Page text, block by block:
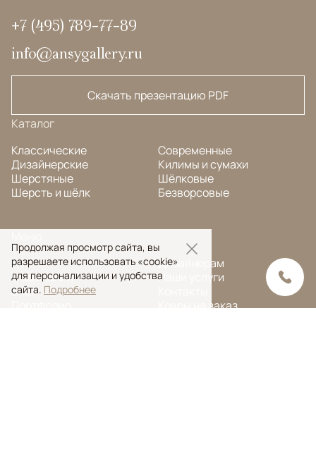
+7 (495) 789-77-89
info@ansygallery.ru
Скачать презентацию PDF
Каталог
Классические
Дизайнерские
Шерстяные
Шерсть и шёлк
Современные
Килимы и сумахи
Шёлковые
Безворсовые
FAQ
О компании
Блог
Дизайнерам
Наши услуги
Ковры на заказ
Продолжая просмотр сайта, вы
разрешаете использовать «cookie»
для персонализации и удобства
сайта. Подробнее